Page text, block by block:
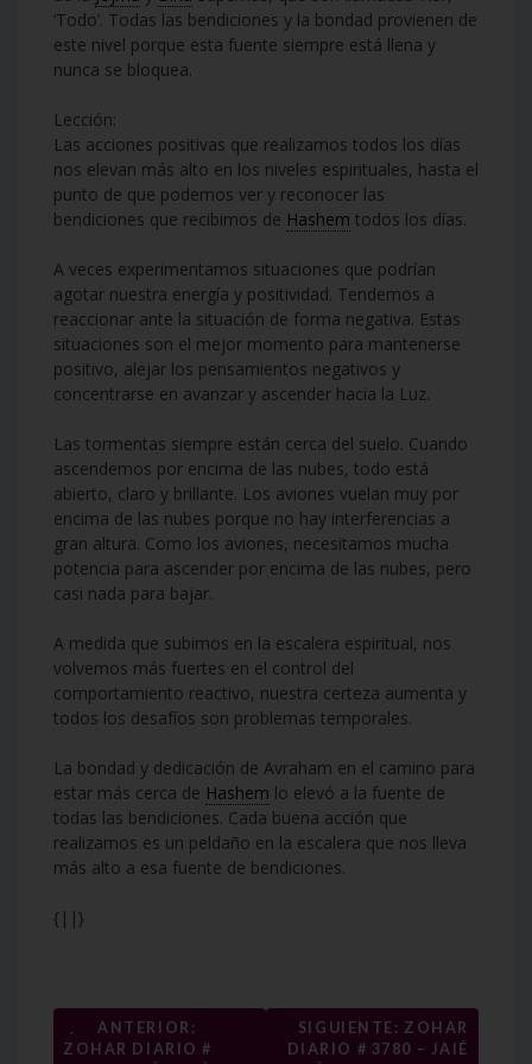
‘Todo’. Todas las bendiciones y la bondad provienen de
este nivel porque esta fuente siempre está llena y
nunca se bloquea.
Lección:
Las acciones positivas que realizamos todos los días
nos elevan más alto en los niveles espirituales, hasta el
punto de que podemos ver y reconocer las
bendiciones que recibimos de Hashem todos los días.
A veces experimentamos situaciones que podrían
agotar nuestra energía y positividad. Tendemos a
reaccionar ante la situación de forma negativa. Estas
situaciones son el mejor momento para mantenerse
positivo, alejar los pensamientos negativos y
concentrarse en avanzar y ascender hacia la Luz.
Las tormentas siempre están cerca del suelo. Cuando
ascendemos por encima de las nubes, todo está
abierto, claro y brillante. Los aviones vuelan muy por
encima de las nubes porque no hay interferencias a
gran altura. Como los aviones, necesitamos mucha
potencia para ascender por encima de las nubes, pero
casi nada para bajar.
A medida que subimos en la escalera espiritual, nos
volvemos más fuertes en el control del
comportamiento reactivo, nuestra certeza aumenta y
todos los desafíos son problemas temporales.
La bondad y dedicación de Avraham en el camino para
estar más cerca de Hashem lo elevó a la fuente de
todas las bendiciones. Cada buena acción que
realizamos es un peldaño en la escalera que nos lleva
más alto a esa fuente de bendiciones.
{||}
Navegación
←
ANTERIOR:
ZOHAR DIARIO #
SIGUIENTE: ZOHAR
DIARIO # 3780 – JAIÉ